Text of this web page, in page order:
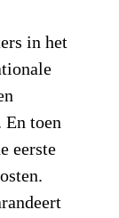
in het
En toen
eerste